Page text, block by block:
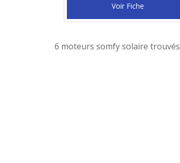
Voir Fiche
6 moteurs somfy solaire trouvés